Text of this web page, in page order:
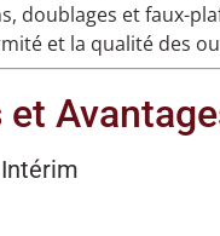
doublages et faux-
et la qualité des
Intérim